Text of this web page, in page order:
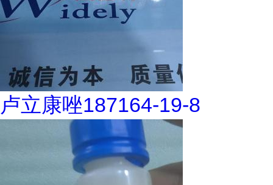
卢立康唑187164-19-8